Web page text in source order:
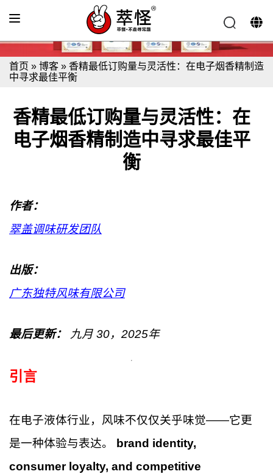
首页 » 博客 » 香精最低订购量与灵活性：在电子烟香精制造
中寻求最佳平衡
香精最低订购量与灵活性：在
电子烟香精制造中寻求最佳平
衡
作者：
翠盖调味研发团队
出版：
广东独特风味有限公司
最后更新： 九月 30，2025年
引言
在电子液体行业，风味不仅仅关乎味觉——它更
是一种体验与表达。
brand identity,
consumer loyalty, and competitive